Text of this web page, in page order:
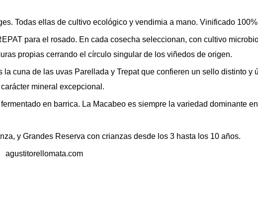
Todas ellas de cultivo ecológico y vendimia a mano. Vinificado
para el rosado. En cada cosecha seleccionan, con cultivo
propias cerrando el círculo singular de los viñedos de origen.
cuna de las uvas Parellada y Trepat que confieren un sello distinto y
mineral excepcional.
en barrica. La Macabeo es siempre la variedad dominante
y Grandes Reserva con crianzas desde los 3 hasta los 10 años.
agustitorellomata.com